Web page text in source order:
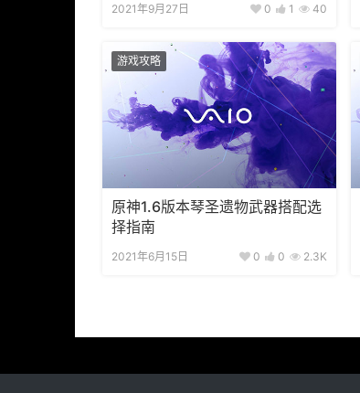
2021年9月27日 0 1 40
游戏攻略
原神1.6版本琴圣遗物武器搭配选
择指南
2021年6月15日 0 0 2.3K